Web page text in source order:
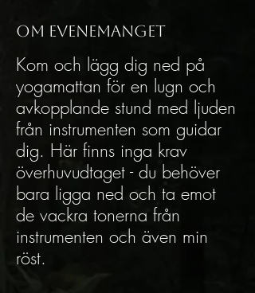
Om evenemanget
Kom och lägg dig ned på
yogamattan för en lugn och
avkopplande stund med ljuden
från instrumenten som guidar
dig. Här finns inga krav
överhuvudtaget - du behöver
bara ligga ned och ta emot
de vackra tonerna från
instrumenten och även min
röst.